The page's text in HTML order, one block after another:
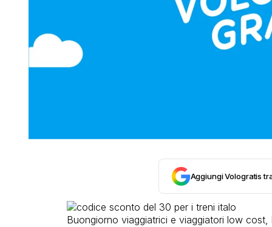
Aggiungi Vologratis
Buongiorno viaggiatrici e viaggiatori low